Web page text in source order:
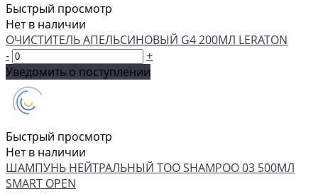
Быстрый просмотр
Нет в наличии
ОЧИСТИТЕЛЬ АПЕЛЬСИНОВЫЙ G4 200МЛ LERATON
-
+
Уведомить о поступлении
Быстрый просмотр
Нет в наличии
ШАМПУНЬ НЕЙТРАЛЬНЫЙ TOO SHAMPOO 03 500МЛ
SMART OPEN